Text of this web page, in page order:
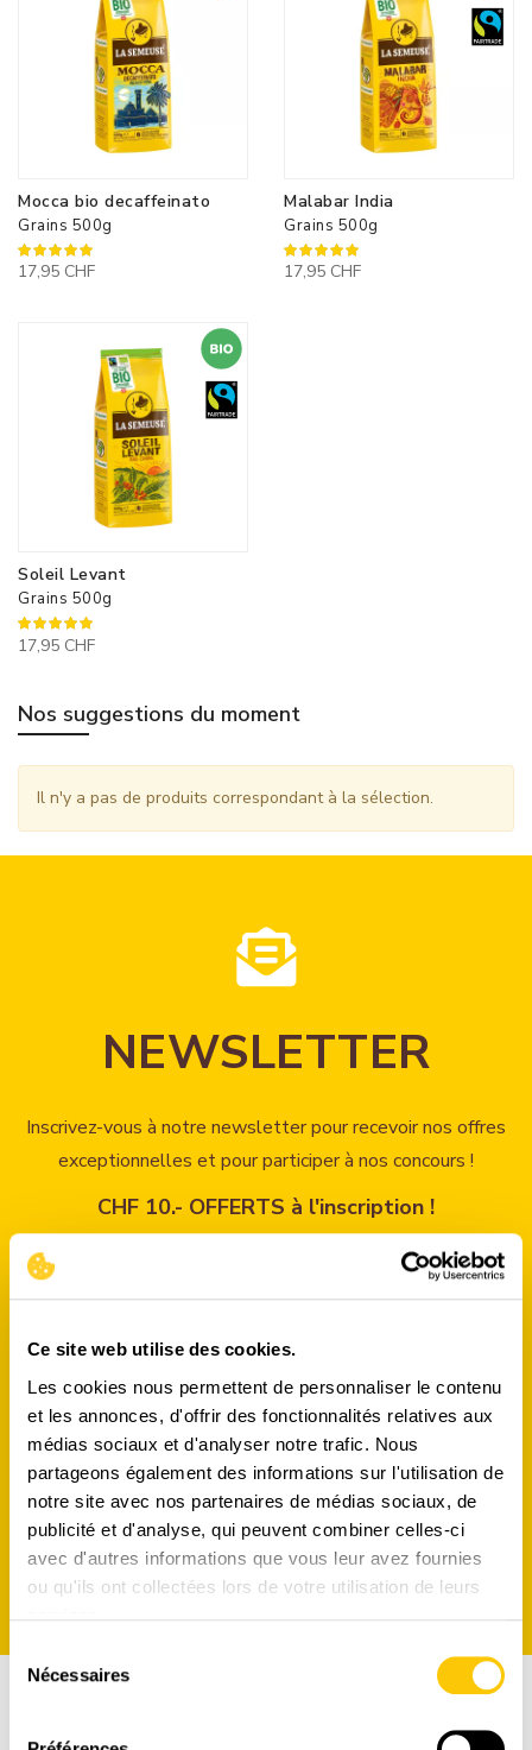
Ce site web utilise des cookies.
Les cookies nous permettent de personnaliser le contenu
et les annonces, d'offrir des fonctionnalités relatives aux
médias sociaux et d'analyser notre trafic. Nous
partageons également des informations sur l'utilisation de
notre site avec nos partenaires de médias sociaux, de
publicité et d'analyse, qui peuvent combiner celles-ci
avec d'autres informations que vous leur avez fournies
ou qu'ils ont collectées lors de votre utilisation de leurs
Sélection
Nécessaires
Mocca bio decaffeinato
Grains 500g
100%
17,95 CHF
Malabar India
Grains 500g
100%
17,95 CHF
Soleil Levant
Grains 500g
100%
17,95 CHF
Nos suggestions du moment
Il n'y a pas de produits correspondant à la sélection.
NEWSLETTER
Inscrivez-vous à notre newsletter pour recevoir nos offres
exceptionnelles et pour participer à nos concours !
CHF 10.- OFFERTS à l'inscription !